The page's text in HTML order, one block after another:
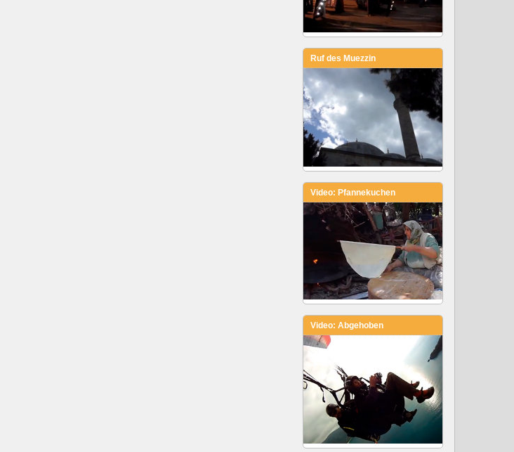
Ruf des Muezzin
Video: Pfannekuchen
Video: Abgehoben